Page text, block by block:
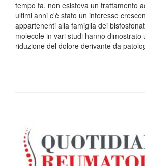
tempo fa, non esisteva un trattamento
ultimi anni c'è stato un interesse
appartenenti alla famiglia dei
molecole in vari studi hanno dimostrato
riduzione del dolore derivante da